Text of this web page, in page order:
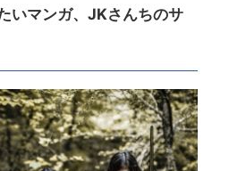
いマンガ、JKさんちのサ